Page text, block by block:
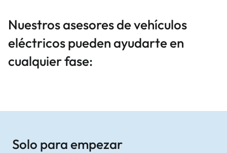
Nuestros asesores de vehículos
eléctricos pueden ayudarte en
cualquier fase:
Solo para empezar